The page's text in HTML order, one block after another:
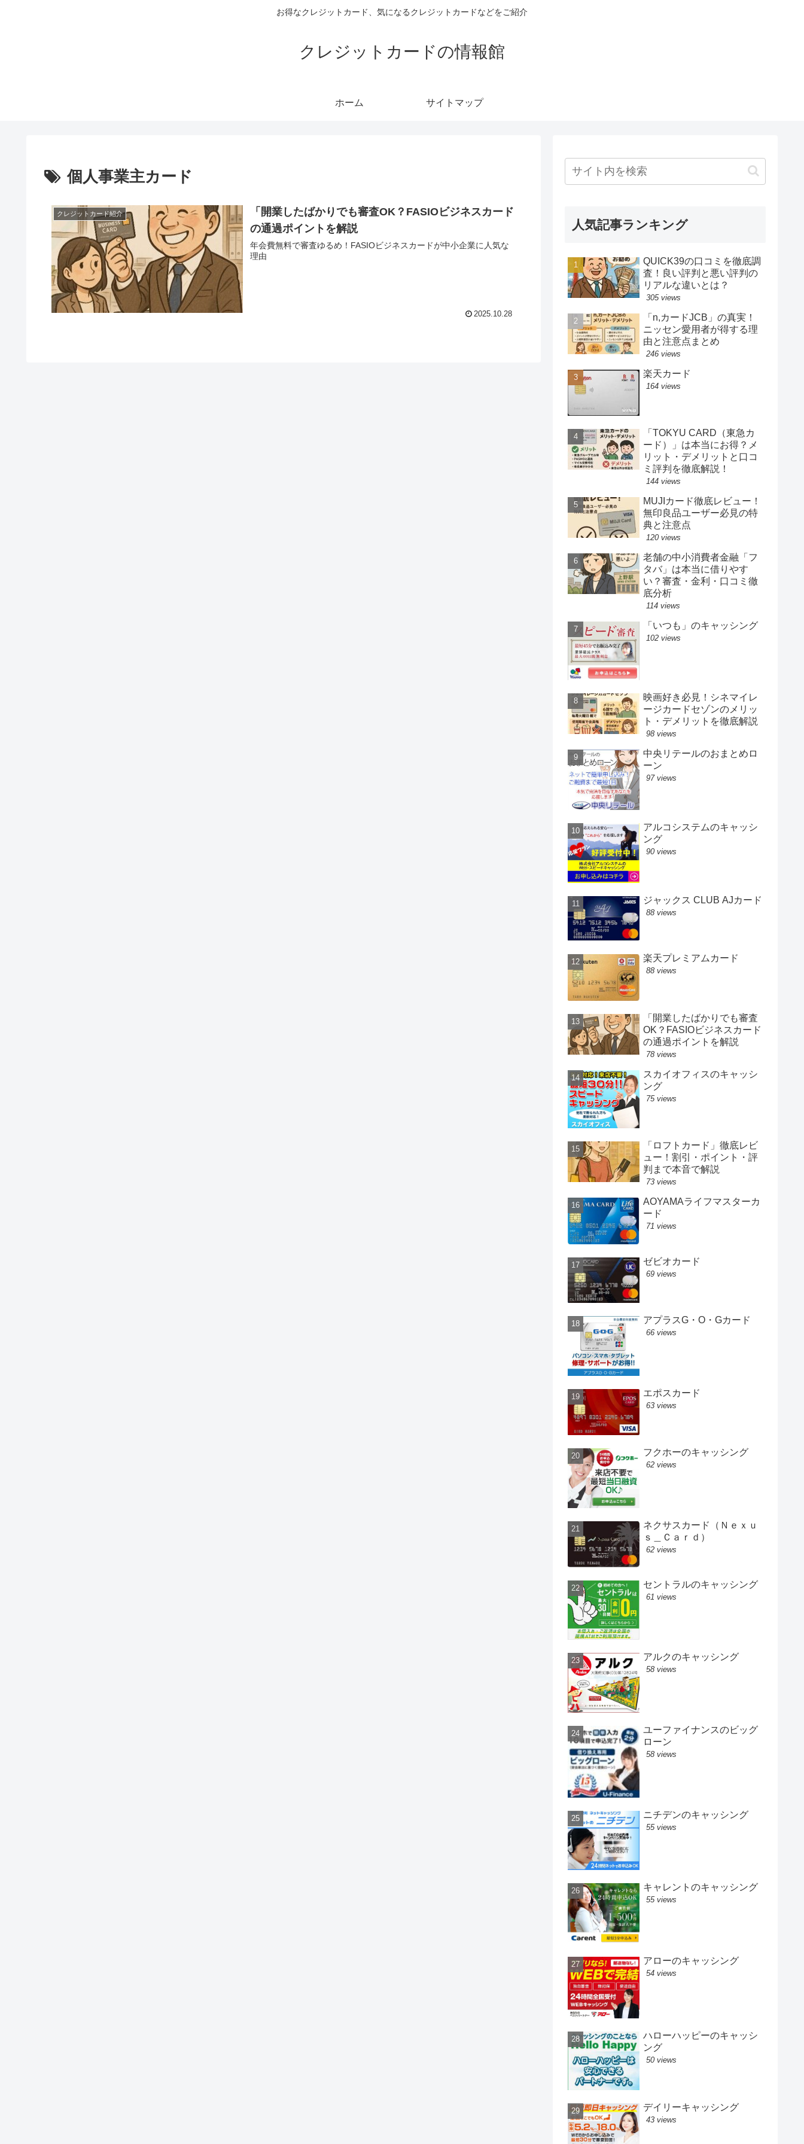
お得なクレジットカード、気になるクレジットカードなどをご紹介
クレジットカードの情報館
ホーム サイトマップ
個人事業主カード
クレジットカード紹介
「開業したばかりでも審査OK？FASIOビジネスカード
の通過ポイントを解説
年会費無料で審査ゆるめ！FASIOビジネスカードが中小企業に人気な
理由
2025.10.28
人気記事ランキング
QUICK39の口コミを徹底調
査！良い評判と悪い評判の
リアルな違いとは？
305 views
「n,カードJCB」の真実！
ニッセン愛用者が得する理
由と注意点まとめ
246 views
楽天カード
164 views
「TOKYU CARD（東急カ
ード）」は本当にお得？メ
リット・デメリットと口コ
ミ評判を徹底解説！
144 views
MUJIカード徹底レビュー！
無印良品ユーザー必見の特
典と注意点
120 views
老舗の中小消費者金融「フ
タバ」は本当に借りやす
い？審査・金利・口コミ徹
底分析
114 views
「いつも」のキャッシング
102 views
映画好き必見！シネマイレ
ージカードセゾンのメリッ
ト・デメリットを徹底解説
98 views
中央リテールのおまとめロ
ーン
97 views
アルコシステムのキャッシ
ング
90 views
ジャックス CLUB AJカード
88 views
楽天プレミアムカード
88 views
「開業したばかりでも審査
OK？FASIOビジネスカード
の通過ポイントを解説
78 views
スカイオフィスのキャッシ
ング
75 views
「ロフトカード」徹底レビ
ュー！割引・ポイント・評
判まで本音で解説
73 views
AOYAMAライフマスターカ
ード
71 views
ゼビオカード
69 views
アプラスG・O・Gカード
66 views
エポスカード
63 views
フクホーのキャッシング
62 views
ネクサスカード（Ｎｅｘｕ
ｓ＿Ｃａｒｄ）
62 views
セントラルのキャッシング
61 views
アルクのキャッシング
58 views
ユーファイナンスのビッグ
ローン
58 views
ニチデンのキャッシング
55 views
キャレントのキャッシング
55 views
アローのキャッシング
54 views
ハローハッピーのキャッシ
ング
50 views
デイリーキャッシング
43 views